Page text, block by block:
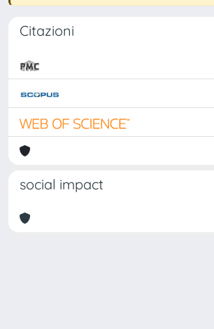
Citazioni
social impact